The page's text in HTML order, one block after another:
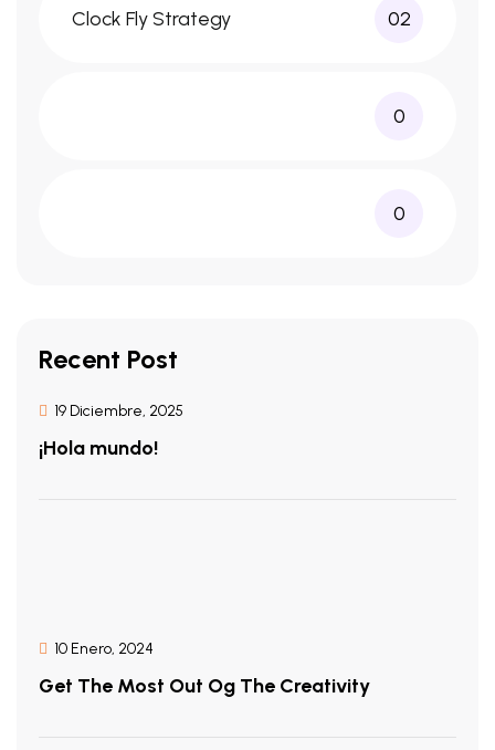
Clock Fly Strategy 02
0
0
Recent Post
19 Diciembre, 2025
¡Hola mundo!
10 Enero, 2024
Get The Most Out Og The Creativity